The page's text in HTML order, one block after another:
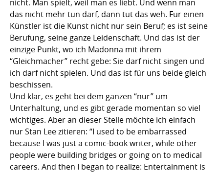
nicht. Man spielt, weil man es liebt. Und wenn man
das nicht mehr tun darf, dann tut das weh. Für einen
Künstler ist die Kunst nicht nur sein Beruf; es ist seine
Berufung, seine ganze Leidenschaft. Und das ist der
einzige Punkt, wo ich Madonna mit ihrem
“Gleichmacher” recht gebe: Sie darf nicht singen und
ich darf nicht spielen. Und das ist für uns beide gleich
beschissen.
Und klar, es geht bei dem ganzen “nur” um
Unterhaltung, und es gibt gerade momentan so viel
wichtiges. Aber an dieser Stelle möchte ich einfach
nur Stan Lee zitieren: “I used to be embarrassed
because I was just a comic-book writer, while other
people were building bridges or going on to medical
careers. And then I began to realize: Entertainment is